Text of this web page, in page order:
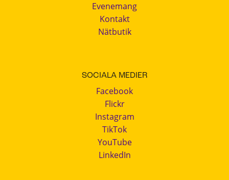
Evenemang
Kontakt
Nätbutik
SOCIALA MEDIER
Facebook
Flickr
Instagram
TikTok
YouTube
LinkedIn